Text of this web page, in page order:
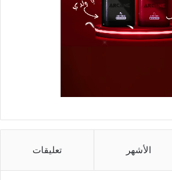
الأشهر تعليقات